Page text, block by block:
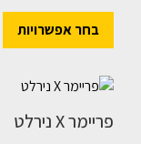
בחר אפשרויות
פריימר X נירלט